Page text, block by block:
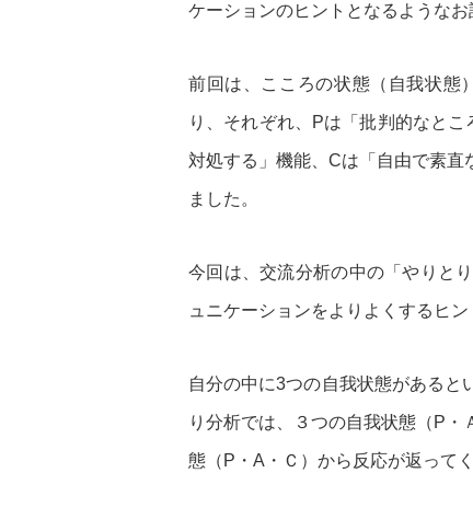
ケーションのヒントとなるようなお
前回は、こころの状態（自我状態
り、それぞれ、Pは「批判的なと
対処する」機能、Cは「自由で素
ました。
今回は、交流分析の中の「やりと
ュニケーションをよりよくするヒ
自分の中に3つの自我状態があると
り分析では、３つの自我状態（P
態（P・A・Ｃ）から反応が返って